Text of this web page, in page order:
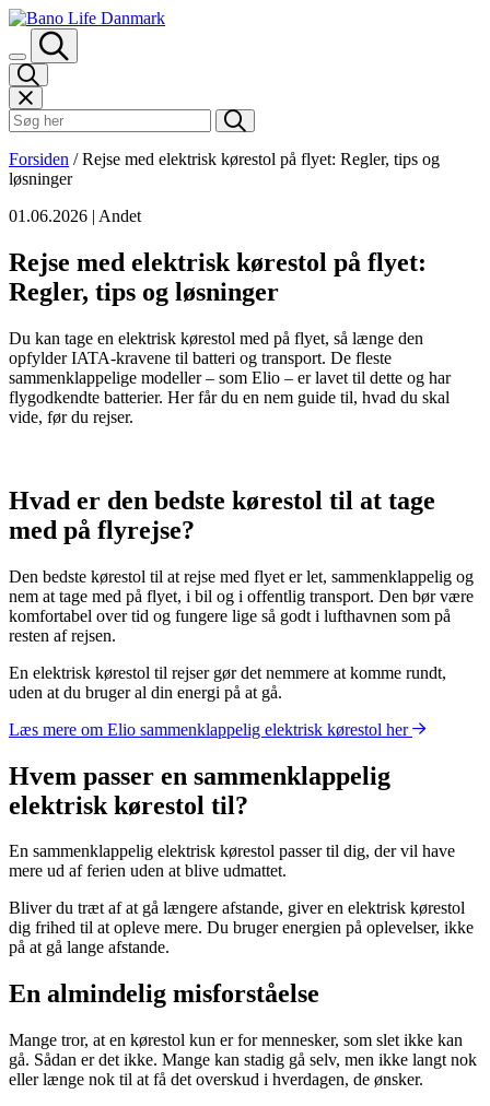
Spring til indhold
Søk i Bano Life
Forsiden /Rejse med elektrisk kørestol på flyet: Regler, tips og
løsninger
01.06.2026 | Andet
Rejse med elektrisk kørestol på flyet:
Regler, tips og løsninger
Du kan tage en elektrisk kørestol med på flyet, så længe den
opfylder IATA-kravene til batteri og transport. De fleste
sammenklappelige modeller – som Elio – er lavet til dette og har
flygodkendte batterier. Her får du en nem guide til, hvad du skal
vide, før du rejser.
Hvad er den bedste kørestol til at tage
med på flyrejse?
Den bedste kørestol til at rejse med flyet er let, sammenklappelig og
nem at tage med på flyet, i bil og i offentlig transport. Den bør være
komfortabel over tid og fungere lige så godt i lufthavnen som på
resten af rejsen.
En elektrisk kørestol til rejser gør det nemmere at komme rundt,
uden at du bruger al din energi på at gå.
Læs mere om Elio sammenklappelig elektrisk kørestol her
Hvem passer en sammenklappelig
elektrisk kørestol til?
En sammenklappelig elektrisk kørestol passer til dig, der vil have
mere ud af ferien uden at blive udmattet.
Bliver du træt af at gå længere afstande, giver en elektrisk kørestol
dig frihed til at opleve mere. Du bruger energien på oplevelser, ikke
på at gå lange afstande.
En almindelig misforståelse
Mange tror, at en kørestol kun er for mennesker, som slet ikke kan
gå. Sådan er det ikke. Mange kan stadig gå selv, men ikke langt nok
eller længe nok til at få det overskud i hverdagen, de ønsker.